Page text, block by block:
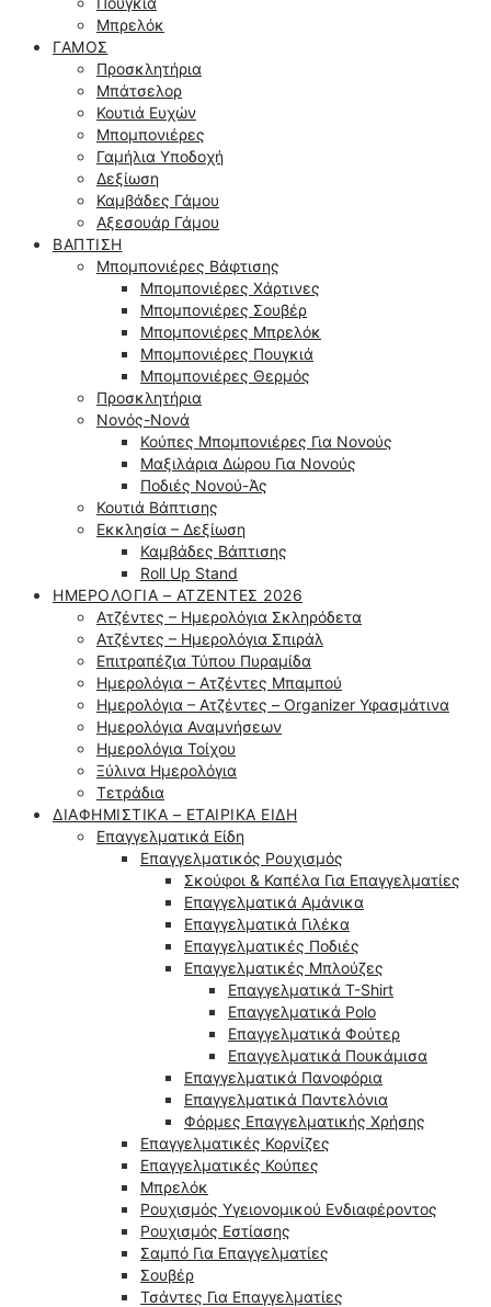
Μπρελόκ
ΓΆΜΟΣ
Προσκλητήρια
Μπάτσελορ
Κουτιά Ευχών
Μπομπονιέρες
Γαμήλια Υποδοχή
Δεξίωση
Καμβάδες Γάμου
Αξεσουάρ Γάμου
ΒΆΠΤΙΣΗ
Μπομπονιέρες Βάφτισης
Μπομπονιέρες Χάρτινες
Μπομπονιέρες Σουβέρ
Μπομπονιέρες Μπρελόκ
Μπομπονιέρες Πουγκιά
Μπομπονιέρες Θερμός
Προσκλητήρια
Νονός-Νονά
Κούπες Μπομπονιέρες Για Νονούς
Μαξιλάρια Δώρου Για Νονούς
Ποδιές Νονού-Άς
Κουτιά Βάπτισης
Εκκλησία – Δεξίωση
Καμβάδες Βάπτισης
Roll Up Stand
ΗΜΕΡΟΛΌΓΙΑ – ΑΤΖΈΝΤΕΣ 2026
Ατζέντες – Ημερολόγια Σκληρόδετα
Ατζέντες – Ημερολόγια Σπιράλ
Επιτραπέζια Τύπου Πυραμίδα
Ημερολόγια – Ατζέντες Μπαμπού
Ημερολόγια – Ατζέντες – Organizer Υφασμάτινα
Ημερολόγια Αναμνήσεων
Ημερολόγια Τοίχου
Ξύλινα Ημερολόγια
Τετράδια
ΔΙΑΦΗΜΙΣΤΙΚΆ – ΕΤΑΙΡΙΚΆ ΕΊΔΗ
Επαγγελματικά Είδη
Επαγγελματικός Ρουχισμός
Σκούφοι & Καπέλα Για Επαγγελματίες
Επαγγελματικά Αμάνικα
Επαγγελματικά Γιλέκα
Επαγγελματικές Ποδιές
Επαγγελματικές Μπλούζες
Επαγγελματικά T-Shirt
Επαγγελματικά Polo
Επαγγελματικά Φούτερ
Επαγγελματικά Πουκάμισα
Επαγγελματικά Πανοφόρια
Επαγγελματικά Παντελόνια
Φόρμες Επαγγελματικής Χρήσης
Επαγγελματικές Κορνίζες
Επαγγελματικές Κούπες
Μπρελόκ
Ρουχισμός Υγειονομικού Ενδιαφέροντος
Ρουχισμός Εστίασης
Σαμπό Για Επαγγελματίες
Σουβέρ
Τσάντες Για Επαγγελματίες